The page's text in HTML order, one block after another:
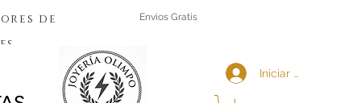
de
Envios Gratis
Iniciar sesión